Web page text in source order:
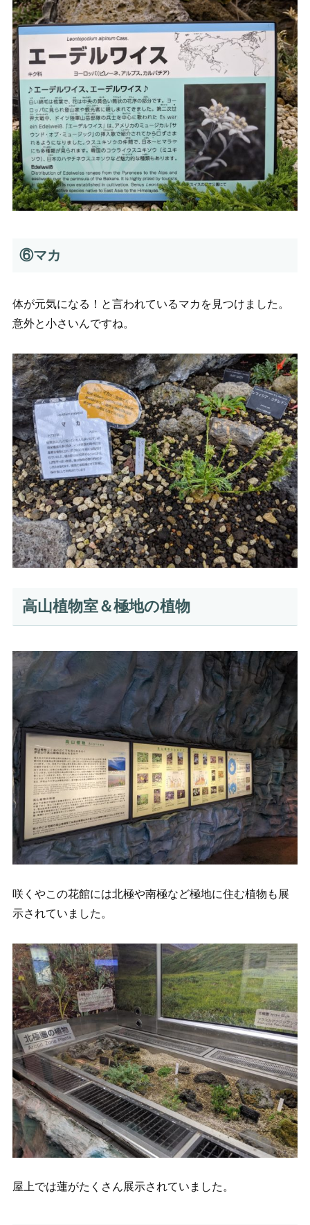
⑥マカ
体が元気になる！と言われているマカを見つけました。
意外と小さいんですね。
高山植物室＆極地の植物
咲くやこの花館には北極や南極など極地に住む植物も展
示されていました。
屋上では蓮がたくさん展示されていました。